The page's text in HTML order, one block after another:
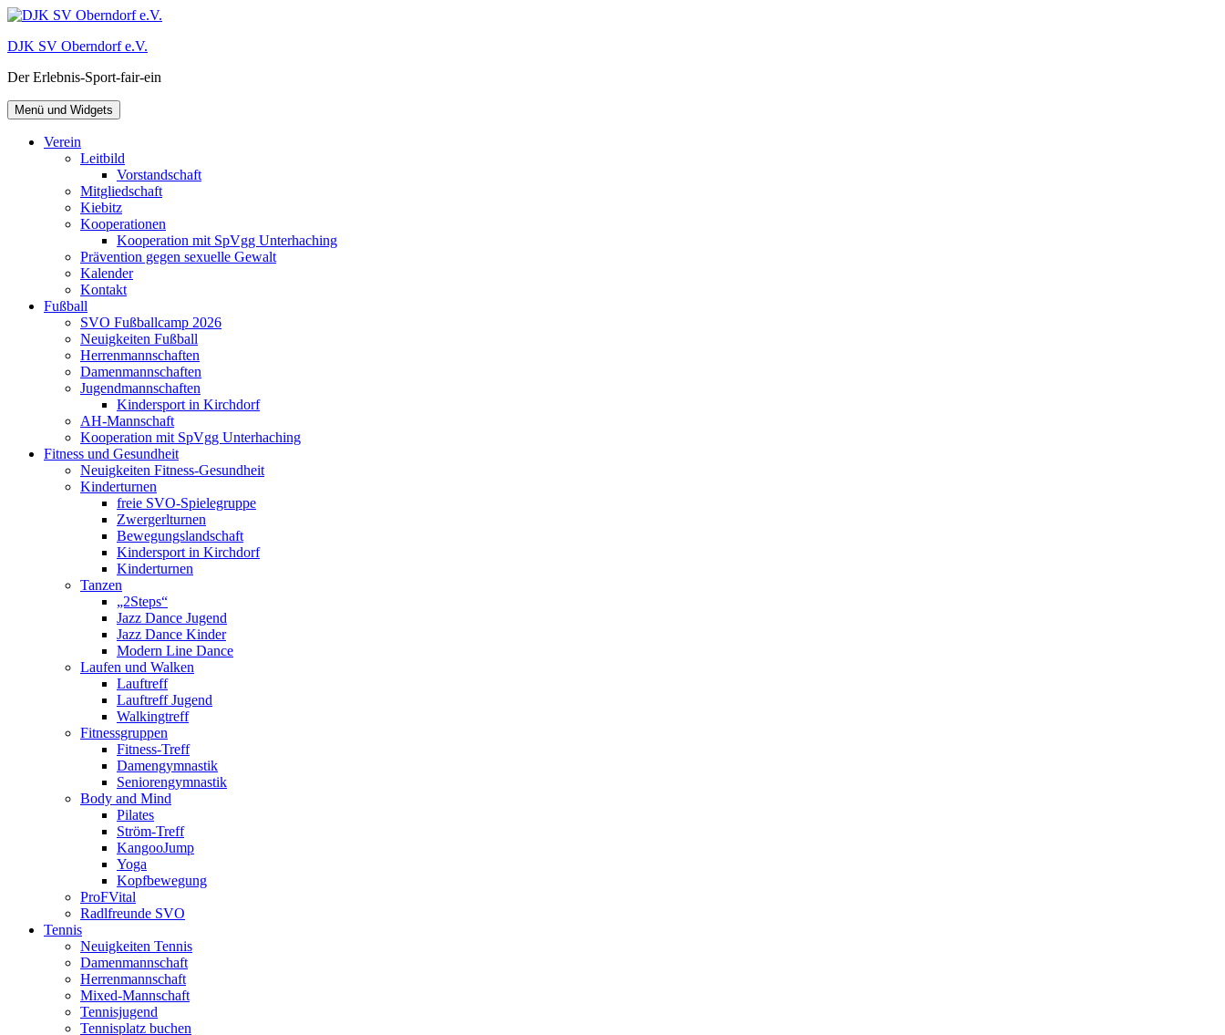
Zum
springen
DJK SV Oberndorf e.V.
Der Erlebnis-Sport-fair-ein
Menü und Widgets
Verein
Leitbild
Vorstandschaft
Mitgliedschaft
Kiebitz
Kooperationen
Kooperation mit SpVgg Unterhaching
Prävention gegen sexuelle Gewalt
Kalender
Kontakt
Fußball
SVO Fußballcamp 2026
Neuigkeiten Fußball
Herrenmannschaften
Damenmannschaften
Jugendmannschaften
Kindersport in Kirchdorf
AH-Mannschaft
Kooperation mit SpVgg Unterhaching
Fitness und Gesundheit
Neuigkeiten Fitness-Gesundheit
Kinderturnen
freie SVO-Spielegruppe
Zwergerlturnen
Bewegungslandschaft
Kindersport in Kirchdorf
Kinderturnen
Tanzen
„2Steps“
Jazz Dance Jugend
Jazz Dance Kinder
Modern Line Dance
Laufen und Walken
Lauftreff
Lauftreff Jugend
Walkingtreff
Fitnessgruppen
Fitness-Treff
Damengymnastik
Seniorengymnastik
Body and Mind
Pilates
Ström-Treff
KangooJump
Yoga
Kopfbewegung
ProFVital
Radlfreunde SVO
Tennis
Neuigkeiten Tennis
Damenmannschaft
Herrenmannschaft
Mixed-Mannschaft
Tennisjugend
Tennisplatz buchen